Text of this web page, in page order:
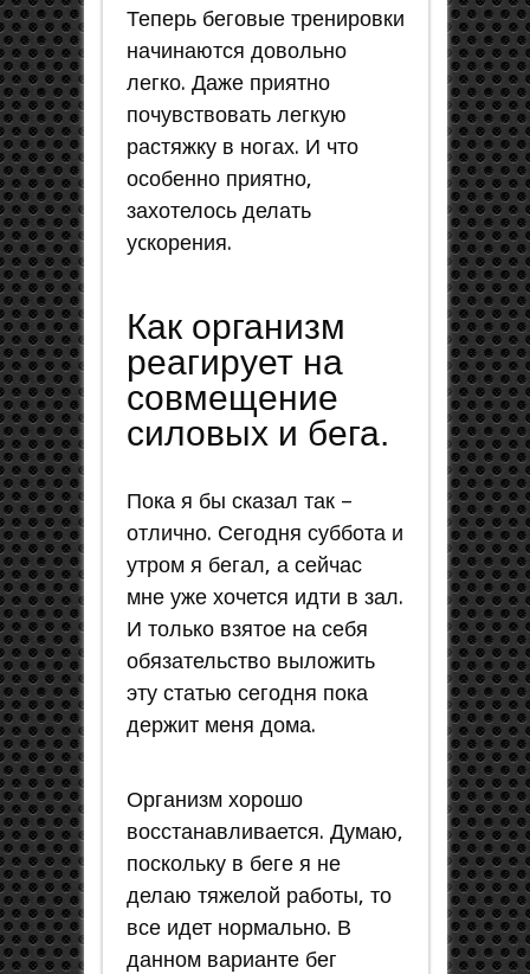
Теперь беговые тренировки
начинаются довольно
легко. Даже приятно
почувствовать легкую
растяжку в ногах. И что
особенно приятно,
захотелось делать
уcкорения.
Как организм
реагирует на
совмещение
силовых и бега.
Пока я бы сказал так –
отлично. Сегодня суббота и
утром я бегал, а сейчас
мне уже хочется идти в зал.
И только взятое на себя
обязательство выложить
эту статью сегодня пока
держит меня дома.
Организм хорошо
восстанавливается. Думаю,
поскольку в беге я не
делаю тяжелой работы, то
все идет нормально. В
данном варианте бег